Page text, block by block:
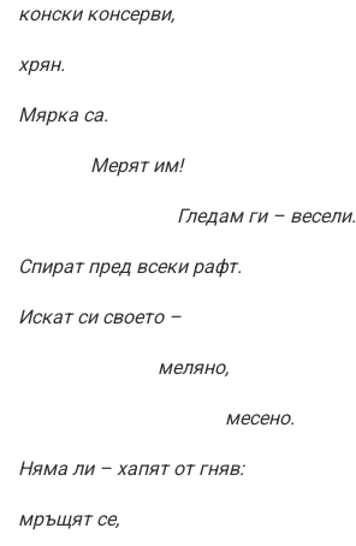
конски консерви,
хрян.
Мярка са.
Мерят им!
Гледам ги – весели.
Спират пред всеки рафт.
Искат си своето –
меляно,
месено.
Няма ли – хапят от гняв:
мръщят се,